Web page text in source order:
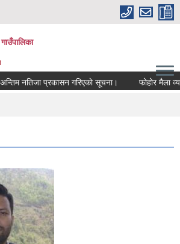
नतिजा प्रकासन गरिएकाे सूचना। फोहोर मैला